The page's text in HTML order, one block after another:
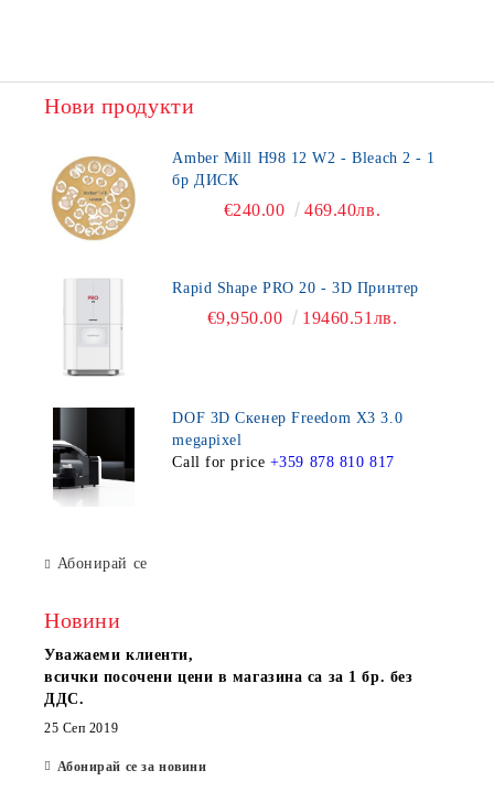
Нови продукти
Amber Mill H98 12 W2 - Bleach 2 - 1
бр ДИСК
€240.00 469.40лв.
Rapid Shape PRO 20 - 3D Принтер
€9,950.00 19460.51лв.
DOF 3D Скенер Freedom X3 3.0
megapixel
Call for price +359 878 810 817
Абонирай се
Новини
Уважаеми клиенти,
всички посочени цени в магазина са за 1 бр. без
ДДС.
25 Сеп 2019
Абонирай се за новини